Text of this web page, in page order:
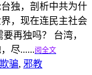
独，剖析中共为什
，现在连民主社会
再独吗？ 台湾，
尽......阅全文
欺骗, 邪教